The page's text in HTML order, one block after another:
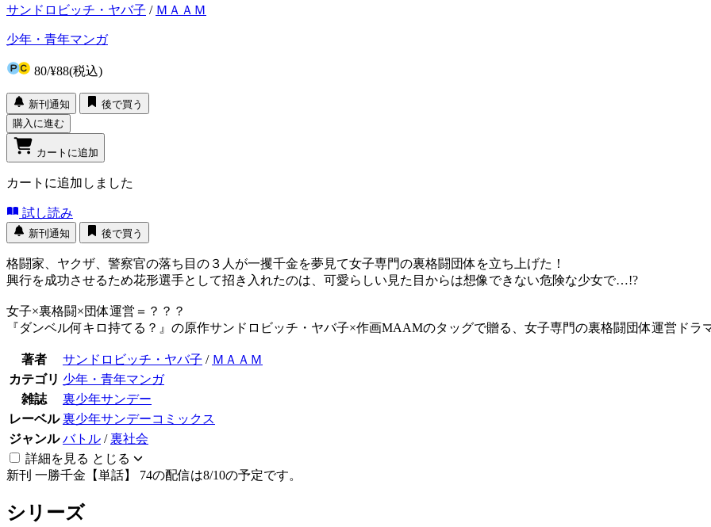
サンドロビッチ・ヤバ子 / ＭＡＡＭ
少年・青年マンガ
80/¥88(税込)
新刊通知
後で買う
購入に進む
カートに追加
カートに追加しました
試し読み
新刊通知 後で買う
格闘家、ヤクザ、警察官の落ち目の３人が一攫千金を夢見て女子専門の裏格闘団体を立ち上げた！
興行を成功させるため花形選手として招き入れたのは、可愛らしい見た目からは想像できない危険な少女で…!?
女子×裏格闘×団体運営＝？？？
『ダンベル何キロ持てる？』の原作サンドロビッチ・ヤバ子×作画MAAMのタッグで贈る、女子専門の裏格闘団体運営ドラ
著者 サンドロビッチ・ヤバ子 / ＭＡＡＭ
カテゴリ 少年・青年マンガ
雑誌
裏少年サンデー
レーベル 裏少年サンデーコミックス
ジャンル バトル /裏社会
詳細を見る とじる
新刊 一勝千金【単話】 74の配信は8/10の予定です。
シリーズ